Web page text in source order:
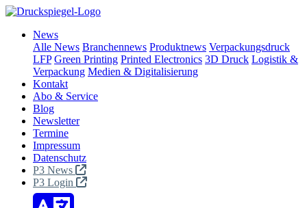
News
Alle News Branchennews Produktnews Verpackungsdruck
LFP Green Printing Printed Electronics 3D Druck Logistik &
Verpackung Medien & Digitalisierung
Kontakt
Abo & Service
Blog
Newsletter
Termine
Impressum
Datenschutz
P3 News
P3 Login